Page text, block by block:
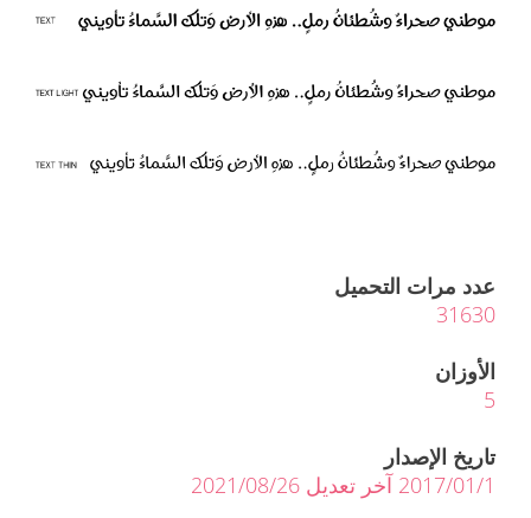
عدد مرات التحميل
31630
الأوزان
5
تاريخ الإصدار
2017/01/1 آخر تعديل 2021/08/26